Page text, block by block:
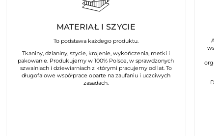
MATERIAŁ I SZYCIE
To podstawa każdego produktu.
Tkaniny, dzianiny, szycie, krojenie, wykończenia, metki i
pakowanie. Produkujemy w 100% Polsce, w sprawdzonych
szwalniach i dziewiarniach z którymi pracujemy od lat. To
długofalowe współprace oparte na zaufaniu i uczciwych
zasadach.